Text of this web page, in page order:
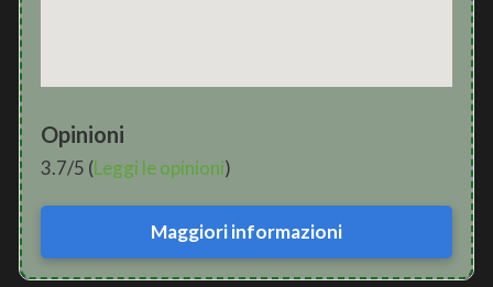
Opinioni
3.7/5 (Leggi le opinioni)
Maggiori informazioni